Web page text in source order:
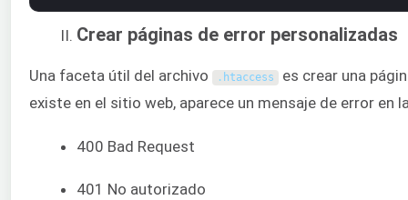
Crear páginas de error personalizadas
Una faceta útil del archivo . htaccess es crear una
existe en el sitio web, aparece un mensaje de error en
400 Bad Request
401 No autorizado